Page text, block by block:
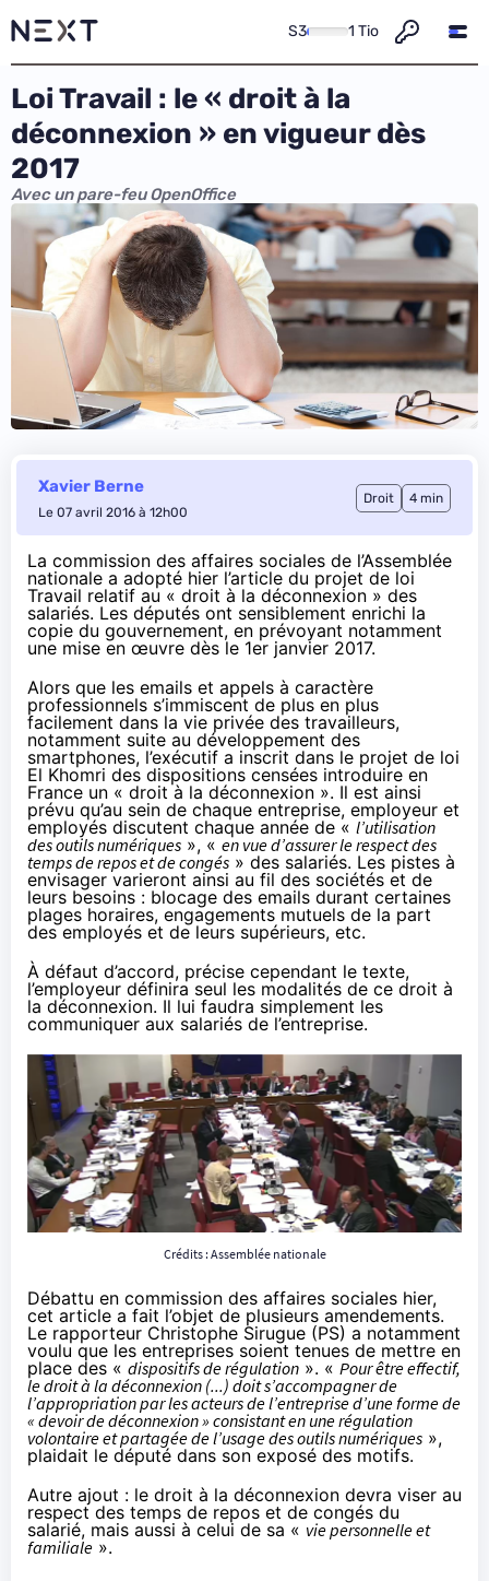
S3 1 Tio
Loi Travail : le « droit à la
déconnexion » en vigueur dès
2017
Avec un pare-feu OpenOffice
Xavier Berne
Le 07 avril 2016 à 12h00
Droit 4 min
La commission des affaires sociales de l’Assemblée
nationale a adopté hier l’article du projet de loi
Travail relatif au « droit à la déconnexion » des
salariés. Les députés ont sensiblement enrichi la
copie du gouvernement, en prévoyant notamment
une mise en œuvre dès le 1er janvier 2017.
Alors que les emails et appels à caractère
professionnels s’immiscent de plus en plus
facilement dans la vie privée des travailleurs,
notamment suite au développement des
smartphones, l’exécutif a inscrit dans le projet de loi
El Khomri des dispositions censées introduire en
France un « droit à la déconnexion ». Il est ainsi
prévu qu’au sein de chaque entreprise, employeur et
employés discutent chaque année de « l’utilisation
des outils numériques », « en vue d’assurer le respect des
temps de repos et de congés » des salariés. Les pistes à
envisager varieront ainsi au fil des sociétés et de
leurs besoins : blocage des emails durant certaines
plages horaires, engagements mutuels de la part
des employés et de leurs supérieurs, etc.
À défaut d’accord, précise cependant le texte,
l’employeur définira seul les modalités de ce droit à
la déconnexion. Il lui faudra simplement les
communiquer aux salariés de l’entreprise.
Crédits : Assemblée nationale
Débattu en commission des affaires sociales hier,
cet article a fait l’objet de plusieurs amendements.
Le rapporteur Christophe Sirugue (PS) a notamment
voulu que les entreprises soient tenues de mettre en
place des « dispositifs de régulation ». « Pour être effectif,
le droit à la déconnexion (...) doit s’accompagner de
l’appropriation par les acteurs de l’entreprise d’une forme de
« devoir de déconnexion » consistant en une régulation
volontaire et partagée de l’usage des outils numériques »,
plaidait le député dans son exposé des motifs.
Autre ajout : le droit à la déconnexion devra viser au
respect des temps de repos et de congés du
salarié, mais aussi à celui de sa « vie personnelle et
familiale ».